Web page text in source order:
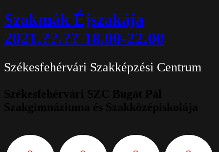
Szakmák Éjszakája
2021.??.?? 18.00-22.00
Székesfehérvári Szakképzési Centrum